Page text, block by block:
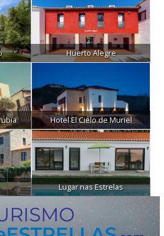
Huerto Alegre
Hotel El Cielo de Muriel
Lugar nas Estrelas